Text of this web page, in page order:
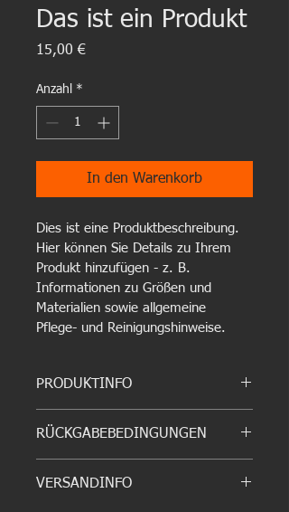
Das ist ein Produkt
15,00 €Preis
Anzahl *
In den Warenkorb
Dies ist eine Produktbeschreibung.
Hier können Sie Details zu Ihrem
Produkt hinzufügen - z. B.
Informationen zu Größen und
Materialien sowie allgemeine
Pflege- und Reinigungshinweise.
PRODUKTINFO
Sie Informationen zu Ihrem Produkt
hinzufügen, wie beispielsweise
Größen, Materialien und Anleitungen.
RÜCKGABEBEDINGUNGEN
können Sie Ihren Kunden erklären,
VERSANDINFO